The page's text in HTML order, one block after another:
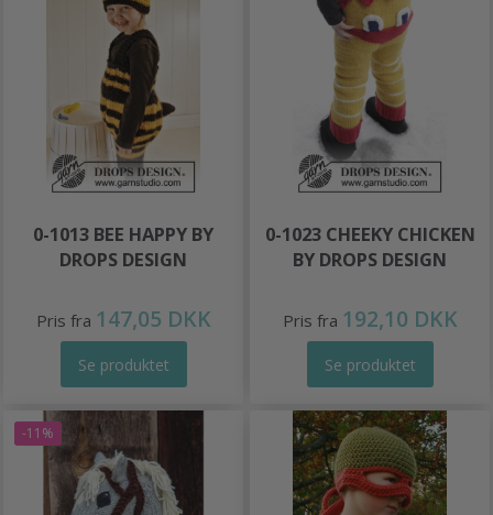
0-1013 BEE HAPPY BY
DROPS DESIGN
Pris fra 147,05 DKK
Se produktet
0-1023 CHEEKY CHICKEN
BY DROPS DESIGN
Pris fra 192,10 DKK
Se produktet
-11%